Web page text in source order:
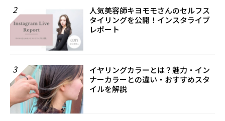
2
人気美容師キヨモモさんのセルフス
タイリングを公開！インスタライブ
レポート
3
イヤリングカラーとは？魅力・イン
ナーカラーとの違い・おすすめスタ
イルを解説